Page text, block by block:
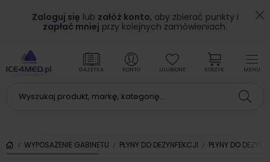
Zaloguj się lub załóż konto, aby zbierać punkty i
zapłać mniej przy kolejnych zamówieniach.
MENU
GAZETKA KONTO ULUBIONE KOSZYK
WYPOSAŻENIE GABINETU PŁYNY DO DEZYNFEKCJI PŁYNY DO